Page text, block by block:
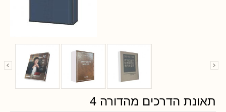
תאונת הדרכים מהדורה 4